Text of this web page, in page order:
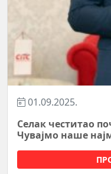
01.09.2025.
Селак честитао
Чувајмо наше